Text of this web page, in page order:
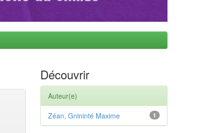
Découvrir
Auteur(e)
1
Zéan, Gnininté Maxime